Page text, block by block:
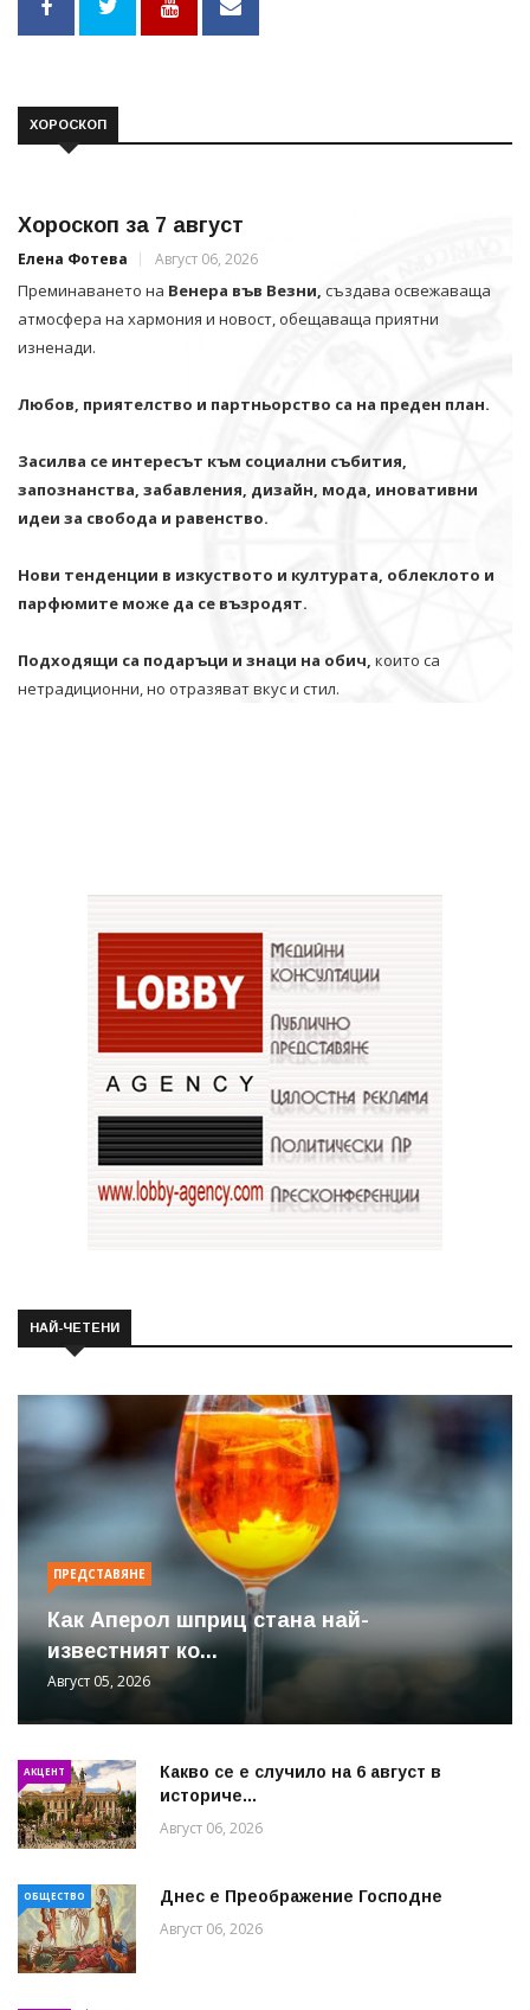
ХОРОСКОП
Хороскоп за 7 август
Елена Фотева Август 06, 2026
Преминаването на Венера във Везни, създава освежаваща
атмосфера на хармония и новост, обещаваща приятни
изненади.
Любов, приятелство и партньорство са на преден план.
Засилва се интересът към социални събития,
запознанства, забавления, дизайн, мода, иновативни
идеи за свобода и равенство.
Нови тенденции в изкуството и културата, облеклото и
парфюмите може да се възродят.
Подходящи са подаръци и знаци на обич, които са
нетрадиционни, но отразяват вкус и стил.
НАЙ-ЧЕТЕНИ
ПРЕДСТАВЯНЕ
Как Аперол шприц стана най-
известният ко...
Август 05, 2026
АКЦЕНТ
Какво се е случило на 6 август в
историче...
Август 06, 2026
ОБЩЕСТВО Днес е Преображение Господне
Август 06, 2026